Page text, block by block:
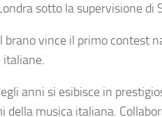
sotto la supervisione di
brano vince il primo contest
italiane.
anni si esibisce in
della musica italiana.